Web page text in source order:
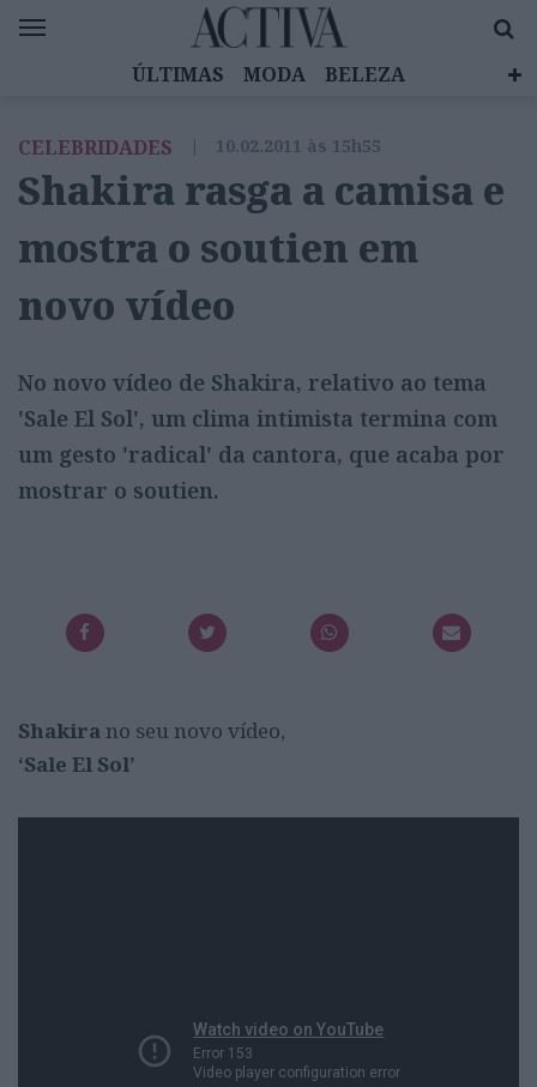
ÚLTIMAS MODA
BELEZA
EMOÇÕES
MULHERES INSPIRADORAS
DIZ QUEM SABE
ACTIVA BRAND STUDIO
CELEBRIDADES | 10.02.2011 às 15h55
Shakira rasga a camisa e
mostra o soutien em
novo vídeo
No novo vídeo de Shakira, relativo ao tema
'Sale El Sol', um clima intimista termina com
um gesto 'radical' da cantora, que acaba por
mostrar o soutien.
Shakirano seu novo vídeo,
‘Sale El Sol’